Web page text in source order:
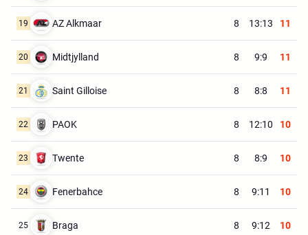
19 AZ Alkmaar 8 13:13 11
20 Midtjylland 8 9:9 11
21 Saint Gilloise 8 8:8 11
22 PAOK 8 12:10 10
23 Twente 8 8:9 10
24 Fenerbahce 8 9:11 10
25 Braga 8 9:12 10